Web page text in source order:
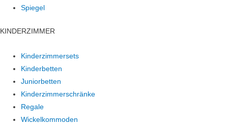
Spiegel
KINDERZIMMER
Kinderzimmersets
Kinderbetten
Juniorbetten
Kinderzimmerschränke
Regale
Wickelkommoden